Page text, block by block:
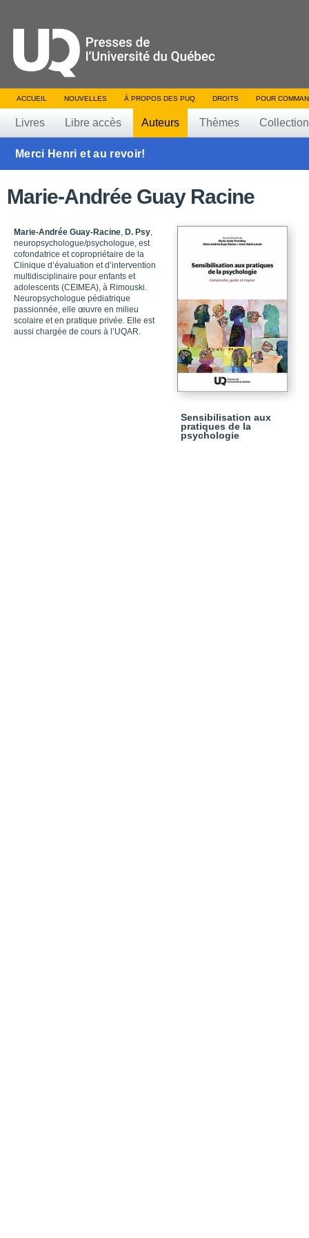
ACCUEIL NOUVELLES À PROPOS DES PUQ DROITS POUR
Livres Libre accès Auteurs Thèmes
Merci Henri et au revoir!
Marie-Andrée Guay Racine
Marie-Andrée Guay-Racine, D. Psy,
neuropsychologue/psychologue, est
cofondatrice et copropriétaire de la
Clinique d’évaluation et d’intervention
multidisciplinaire pour enfants et
adolescents (CEIMEA), à Rimouski.
Neuropsychologue pédiatrique
passionnée, elle œuvre en milieu
scolaire et en pratique privée. Elle est
aussi chargée de cours à l’UQAR.
Sensibilisation aux
pratiques de la
psychologie